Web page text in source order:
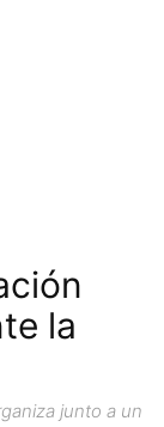
la
junto a un